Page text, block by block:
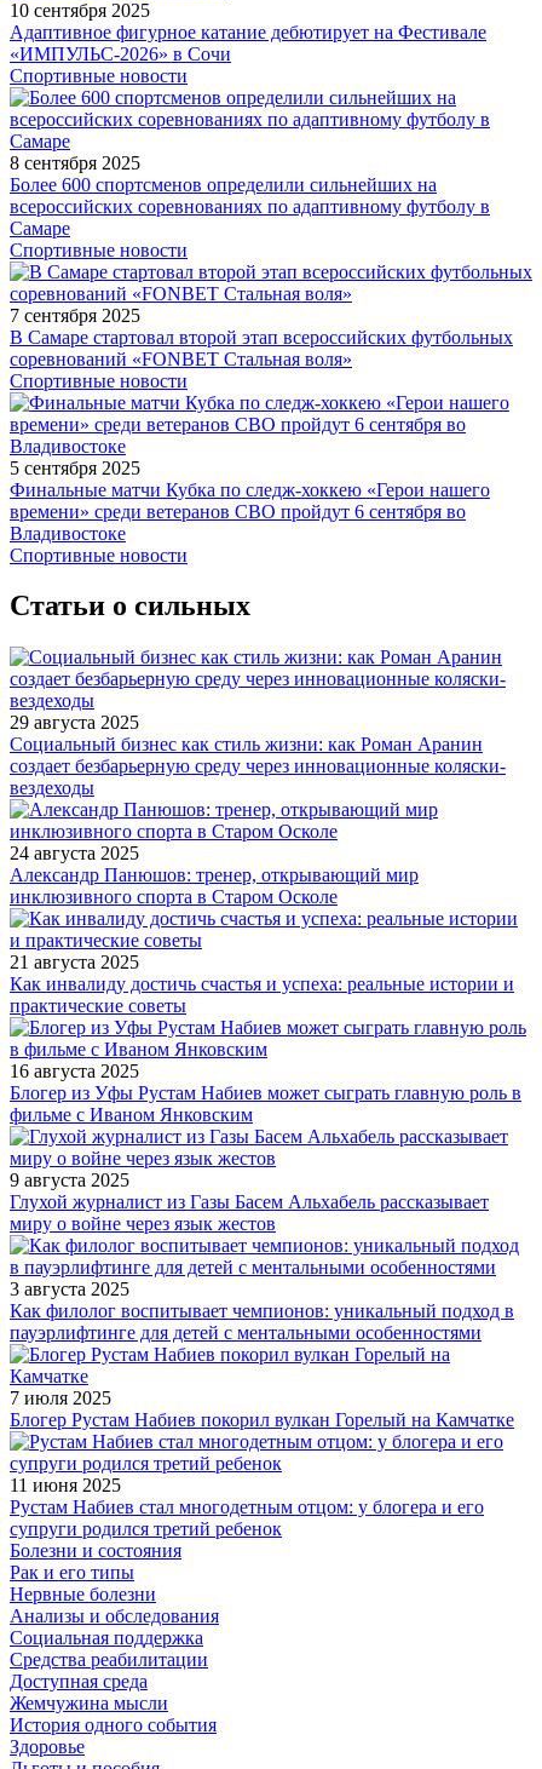
10 сентября 2025
Адаптивное фигурное катание дебютирует на Фестивале
«ИМПУЛЬС-2026» в Сочи
Спортивные новости
8 сентября 2025
Более 600 спортсменов определили сильнейших на
всероссийских соревнованиях по адаптивному футболу в
Самаре
Спортивные новости
7 сентября 2025
В Самаре стартовал второй этап всероссийских футбольных
соревнований «FONBET Стальная воля»
Спортивные новости
5 сентября 2025
Финальные матчи Кубка по следж-хоккею «Герои нашего
времени» среди ветеранов СВО пройдут 6 сентября во
Владивостоке
Спортивные новости
Статьи о сильных
29 августа 2025
Социальный бизнес как стиль жизни: как Роман Аранин
создает безбарьерную среду через инновационные коляски-
вездеходы
24 августа 2025
Александр Панюшов: тренер, открывающий мир
инклюзивного спорта в Старом Осколе
21 августа 2025
Как инвалиду достичь счастья и успеха: реальные истории и
практические советы
16 августа 2025
Блогер из Уфы Рустам Набиев может сыграть главную роль в
фильме с Иваном Янковским
9 августа 2025
Глухой журналист из Газы Басем Альхабель рассказывает
миру о войне через язык жестов
3 августа 2025
Как филолог воспитывает чемпионов: уникальный подход в
пауэрлифтинге для детей с ментальными особенностями
7 июля 2025
Блогер Рустам Набиев покорил вулкан Горелый на Камчатке
11 июня 2025
Рустам Набиев стал многодетным отцом: у блогера и его
супруги родился третий ребенок
Болезни и состояния
Рак и его типы
Нервные болезни
Анализы и обследования
Социальная поддержка
Средства реабилитации
Доступная среда
Жемчужина мысли
История одного события
Здоровье